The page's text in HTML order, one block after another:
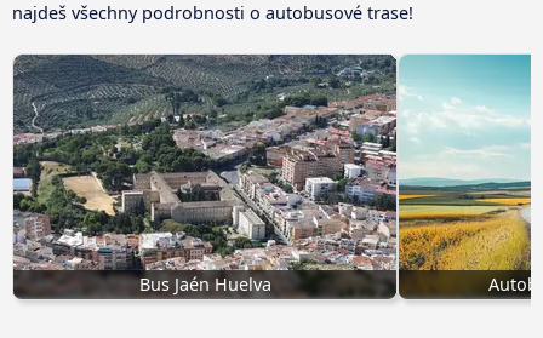
najdeš všechny podrobnosti o autobusové trase!
Bus Jaén Huelva